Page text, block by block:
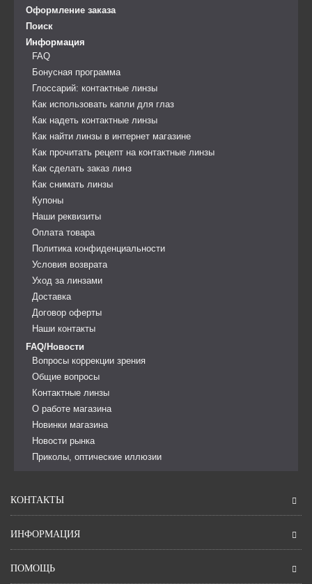
Оформление заказа
Поиск
Информация
FAQ
Бонусная программа
Глоссарий: контактные линзы
Как использовать капли для глаз
Как надеть контактные линзы
Как найти линзы в интернет магазине
Как прочитать рецепт на контактные линзы
Как сделать заказ линз
Как снимать линзы
Купоны
Наши реквизиты
Оплата товара
Политика конфиденциальности
Условия возврата
Уход за линзами
Доставка
Договор оферты
Наши контакты
FAQ/Новости
Вопросы коррекции зрения
Общие вопросы
Контактные линзы
О работе магазина
Новинки магазина
Новости рынка
Приколы, оптические иллюзии
КОНТАКТЫ
ИНФОРМАЦИЯ
ПОМОЩЬ